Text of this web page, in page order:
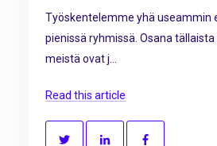
Työskentelemme yhä useammin
pienissä ryhmissä. Osana
meistä ovat j...
Read this article